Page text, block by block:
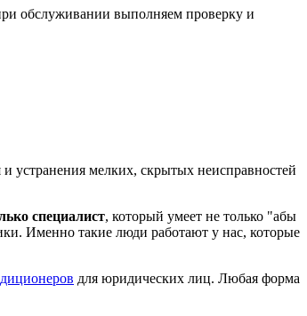
обслуживании выполняем проверку и
устранения мелких, скрытых неисправностей
специалист, который умеет не только "абы
Именно такие люди работают у нас, которые
для юридических лиц. Любая форма